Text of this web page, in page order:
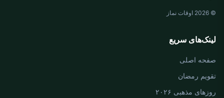
© 2026 اوقات نماز
لینک‌های سریع
صفحه اصلی
تقویم رمضان
روزهای مذهبی ۲۰۲۶